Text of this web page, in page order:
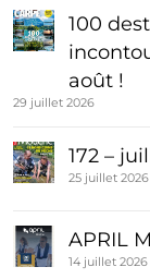
100
août !
29 juillet 2026
172 –
25 juillet 2026
APRIL
14 juillet 2026